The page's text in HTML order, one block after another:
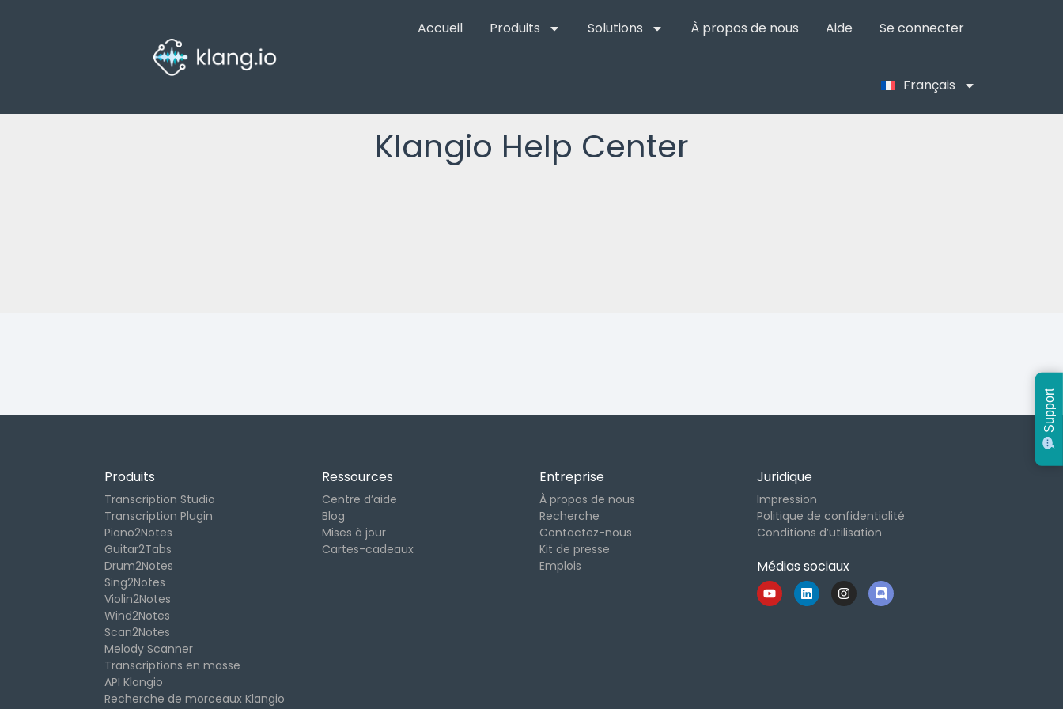
Accueil Produits Solutions À propos de nous Aide Se connecter
Français
Klangio Help Center
Produits
Transcription Studio
Transcription Plugin
Piano2Notes
Guitar2Tabs
Drum2Notes
Sing2Notes
Violin2Notes
Wind2Notes
Scan2Notes
Melody Scanner
Transcriptions en masse
API Klangio
Recherche de morceaux Klangio
Ressources
Centre d’aide
Blog
Mises à jour
Cartes-cadeaux
Entreprise
À propos de nous
Recherche
Contactez-nous
Kit de presse
Emplois
Juridique
Impression
Politique de confidentialité
Conditions d’utilisation
Médias sociaux
Support